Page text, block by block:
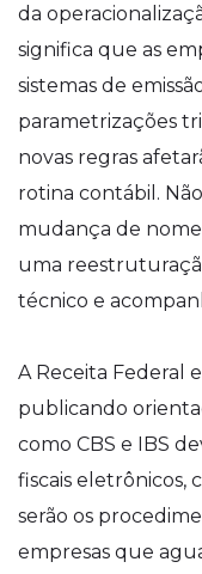
da
significa que as
sistemas de
parametrizações
novas regras
rotina contábil.
mudança de
uma
técnico e
A Receita Federal
publicando
como CBS e IBS
fiscais eletrônicos,
serão os
empresas que